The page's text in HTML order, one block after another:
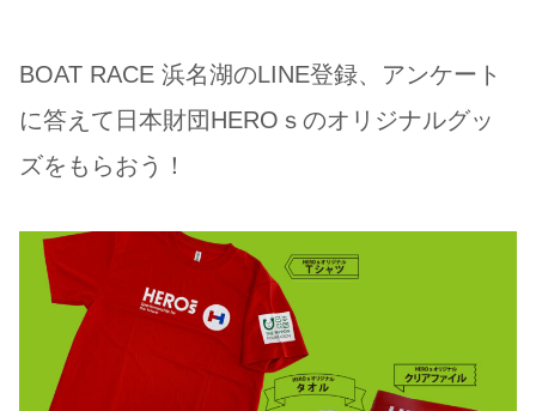
BOAT RACE 浜名湖のLINE登録、アンケート
に答えて日本財団HEROｓのオリジナルグッ
ズをもらおう！